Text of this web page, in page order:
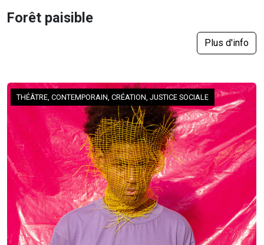
Forêt paisible
Plus d'info
THÉÂTRE, CONTEMPORAIN, CRÉATION, JUSTICE SOCIALE